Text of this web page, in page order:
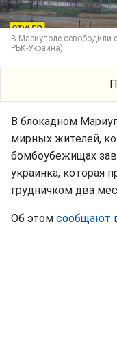
В Мариуполе освободили
РБК-Украина)
В блокадном
мирных жителей,
бомбоубежищах
украинка, которая
грудничком два
Об этом сообщают